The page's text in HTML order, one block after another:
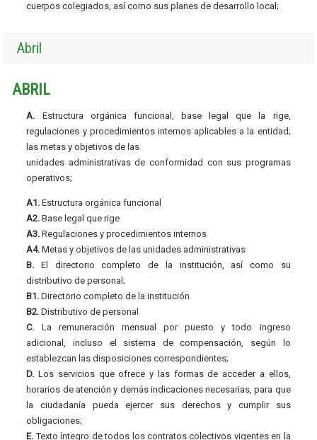
cuerpos colegiados, así como sus planes de desarrollo local;
Abril
ABRIL
A. Estructura orgánica funcional, base legal que la rige,
regulaciones y procedimientos internos aplicables a la entidad;
las metas y objetivos de las
unidades administrativas de conformidad con sus programas
operativos;
A1. Estructura orgánica funcional
A2. Base legal que rige
A3. Regulaciones y procedimientos internos
A4. Metas y objetivos de las unidades administrativas
B. El directorio completo de la institución, así como su
distributivo de personal;
B1. Directorio completo de la institución
B2. Distributivo de personal
C. La remuneración mensual por puesto y todo ingreso
adicional, incluso el sistema de compensación, según lo
establezcan las disposiciones correspondientes;
D. Los servicios que ofrece y las formas de acceder a ellos,
horarios de atención y demás indicaciones necesarias, para que
la ciudadanía pueda ejercer sus derechos y cumplir sus
obligaciones;
E. Texto íntegro de todos los contratos colectivos vigentes en la